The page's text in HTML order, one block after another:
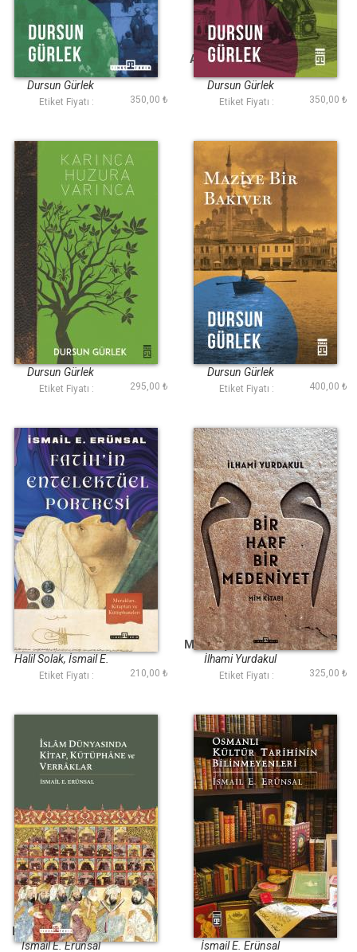
Çınaraltında Kitap
Sohbetleri
Dursun Gürlek
Etiket Fiyatı : 350,00 ₺
Ayaklı Kütüphaneler
Dursun Gürlek
Etiket Fiyatı : 350,00 ₺
Karınca Huzura
Varınca
Dursun Gürlek
Etiket Fiyatı : 295,00 ₺
Maziye Bir Bakıver
Dursun Gürlek
Etiket Fiyatı : 400,00 ₺
Fatihin Entelektüel
Portresi
Halil Solak, İsmail E.
Erünsal
Etiket Fiyatı : 210,00 ₺
Bir Harf Bir
Medeniyet Mim Kitabı
İlhami Yurdakul
Etiket Fiyatı : 325,00 ₺
İslâm Dünyasında
Kitap Kütüphâne ve
Verrâklar
İsmail E. Erünsal
Osmanlı Kültür
Tarihinin
Bilinmeyenleri (Ciltli)
İsmail E. Erünsal